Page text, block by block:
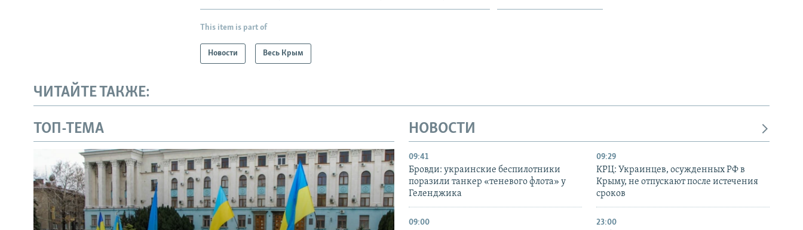
This item is part of
Новости Весь Крым
ЧИТАЙТЕ ТАКЖЕ:
ТОП-ТЕМА НОВОСТИ
09:41
Бровди: украинские беспилотники
поразили танкер «теневого флота» у
Геленджика
09:29
КРЦ: Украинцев, осужденных РФ в
Крыму, не отпускают после истечения
сроков
09:00 23:00